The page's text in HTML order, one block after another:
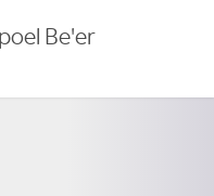
Be'er